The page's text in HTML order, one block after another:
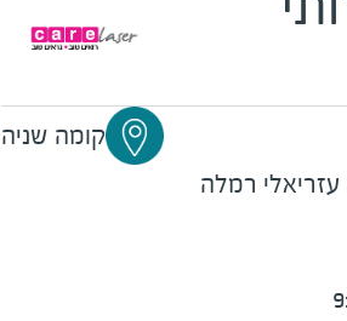
קומה שניה
עזריאלי רמלה